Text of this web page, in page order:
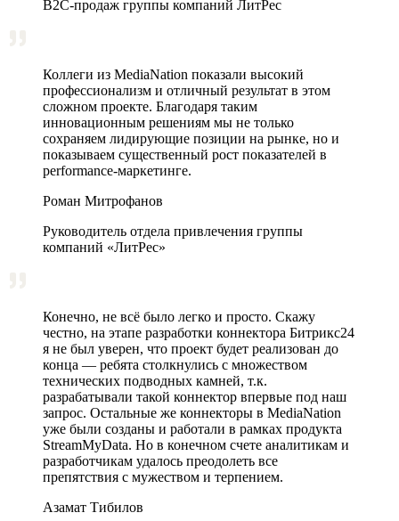
В2С-продаж группы компаний ЛитРес
Коллеги из MediaNation показали высокий
профессионализм и отличный результат в этом
сложном проекте. Благодаря таким
инновационным решениям мы не только
сохраняем лидирующие позиции на рынке, но и
показываем существенный рост показателей в
performance-маркетинге.
Роман Митрофанов
Руководитель отдела привлечения группы
компаний «ЛитРес»
Конечно, не всё было легко и просто. Скажу
честно, на этапе разработки коннектора Битрикс24
я не был уверен, что проект будет реализован до
конца — ребята столкнулись с множеством
технических подводных камней, т.к.
разрабатывали такой коннектор впервые под наш
запрос. Остальные же коннекторы в MediaNation
уже были созданы и работали в рамках продукта
StreamMyData. Но в конечном счете аналитикам и
разработчикам удалось преодолеть все
препятствия с мужеством и терпением.
Азамат Тибилов